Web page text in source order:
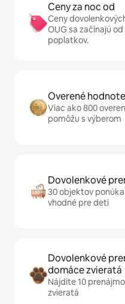
Ceny za noc od
Ceny
OUG sa začínajú od
poplatkov.
Overené
Viac ako 800
pomôžu s výberom
Dovolenkové
30 objektov
vhodné pre deti
Dovolenkové
domáce zvieratá
Nájdite 10
zvieratá